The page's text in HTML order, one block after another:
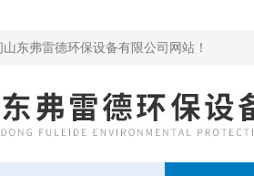
东弗雷德环保设备有限公司网站！